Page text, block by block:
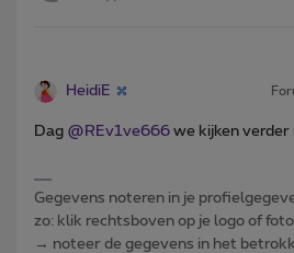
HeidiE
Dag ​ @REv1ve666 we kijken verder
Gegevens noteren in je
zo: klik rechtsboven op je logo of
→ noteer de gegevens in het